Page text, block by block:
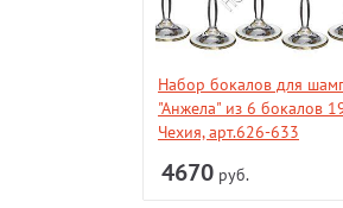
Набор бокалов для
"Анжела" из 6 бокалов
Чехия, арт.626-633
4670 руб.